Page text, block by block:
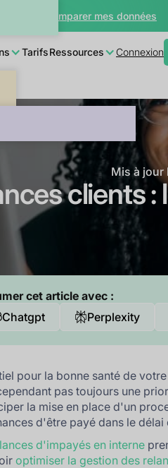
Comparer mes données
TarifsRessources Connexion
Mis à jour
clients :
cet article avec :
Chatgpt
Perplexity
pour la bonne santé de
pas toujours une
la mise en place d'un
d'être payé dans le
d'impayés en interne
optimiser la gestion des